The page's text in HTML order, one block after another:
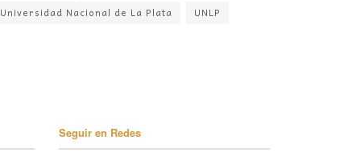
Universidad Nacional de La Plata
UNLP
Seguir en Redes